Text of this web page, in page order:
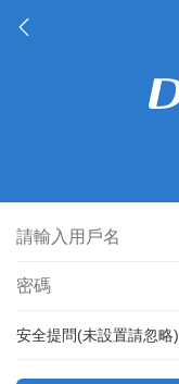
安全提問(未設置請忽略)